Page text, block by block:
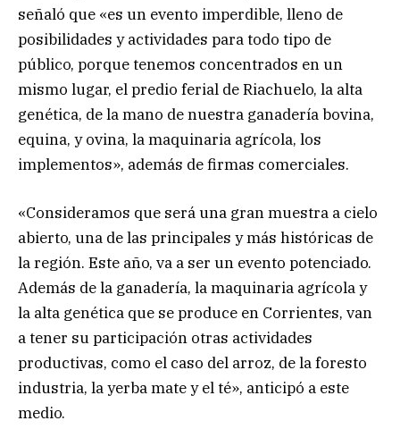
señaló que «es un evento imperdible, lleno de
posibilidades y actividades para todo tipo de
público, porque tenemos concentrados en un
mismo lugar, el predio ferial de Riachuelo, la alta
genética, de la mano de nuestra ganadería bovina,
equina, y ovina, la maquinaria agrícola, los
implementos», además de firmas comerciales.
«Consideramos que será una gran muestra a cielo
abierto, una de las principales y más históricas de
la región. Este año, va a ser un evento potenciado.
Además de la ganadería, la maquinaria agrícola y
la alta genética que se produce en Corrientes, van
a tener su participación otras actividades
productivas, como el caso del arroz, de la foresto
industria, la yerba mate y el té», anticipó a este
medio.